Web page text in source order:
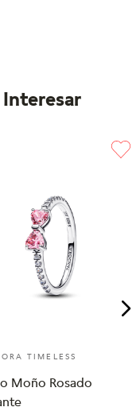
Interesar
TIMELESS
Moño Rosado